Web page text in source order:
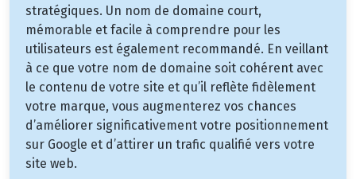
stratégiques. Un nom de domaine court,
mémorable et facile à comprendre pour les
utilisateurs est également recommandé. En veillant
à ce que votre nom de domaine soit cohérent avec
le contenu de votre site et qu’il reflète fidèlement
votre marque, vous augmenterez vos chances
d’améliorer significativement votre positionnement
sur Google et d’attirer un trafic qualifié vers votre
site web.